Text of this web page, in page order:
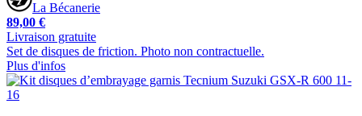
La Bécanerie
89,00 €
Livraison gratuite
Set de disques de friction. Photo non contractuelle.
Plus d'infos